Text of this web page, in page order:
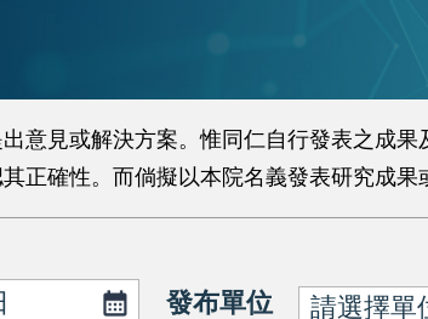
意見或解決方案。惟同仁自行發表之成
正確性。而倘擬以本院名義發表研究成果
發布單位